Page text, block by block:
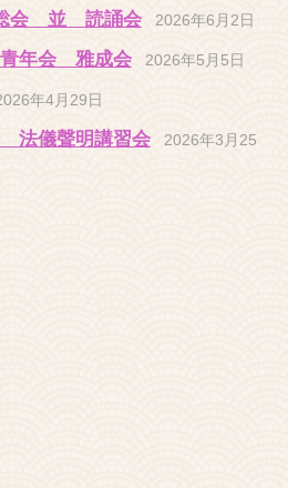
会 並 読誦会 2026年6月2日
年会 雅成会 2026年5月5日
年4月29日
法儀聲明講習会
2026年3月25